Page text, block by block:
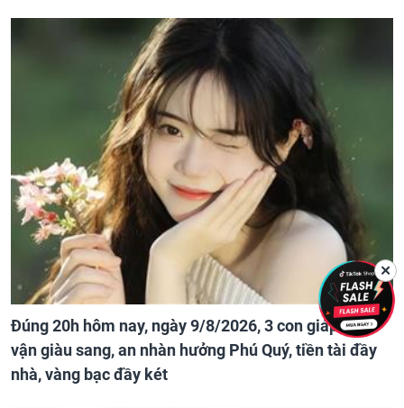
Đúng 20h hôm nay, ngày 9/8/2026, 3 con giáp đổi
vận giàu sang, an nhàn hưởng Phú Quý, tiền tài đầy
nhà, vàng bạc đầy két
✕